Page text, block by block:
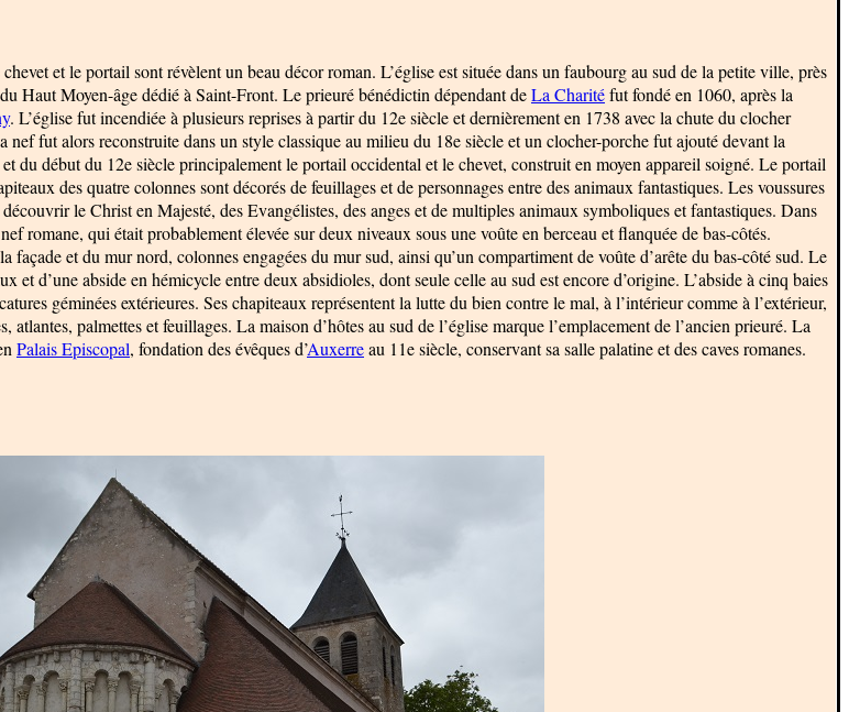
et le portail sont révèlent un beau décor roman. L’église est située dans un faubourg au sud de la petite ville, près
Haut Moyen-âge dédié à Saint-Front. Le prieuré bénédictin dépendant deLa Charitéfut fondé en 1060, après la
. L’église fut incendiée à plusieurs reprises à partir du 12e siècle et dernièrement en 1738 avec la chute du clocher
fut alors reconstruite dans un style classique au milieu du 18e siècle et un clocher-porche fut ajouté devant la
du début du 12e siècle principalement le portail occidental et le chevet, construit en moyen appareil soigné. Le portail
des quatre colonnes sont décorés de feuillages et de personnages entre des animaux fantastiques. Les voussures
le Christ en Majesté, des Evangélistes, des anges et de multiples animaux symboliques et fantastiques. Dans
romane, qui était probablement élevée sur deux niveaux sous une voûte en berceau et flanquée de bas-côtés.
et du mur nord, colonnes engagées du mur sud, ainsi qu’un compartiment de voûte d’arête du bas-côté sud. Le
et d’une abside en hémicycle entre deux absidioles, dont seule celle au sud est encore d’origine. L’abside à cinq baies
géminées extérieures. Ses chapiteaux représentent la lutte du bien contre le mal, à l’intérieur comme à l’extérieur,
palmettes et feuillages. La maison d’hôtes au sud de l’église marque l’emplacement de l’ancien prieuré. La
Palais Episcopal, fondation des évêques d’Auxerreau 11e siècle, conservant sa salle palatine et des caves romanes.